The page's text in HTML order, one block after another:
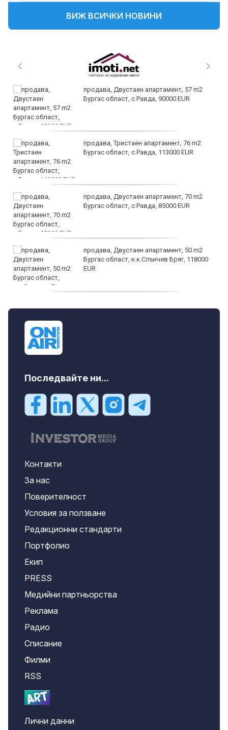
ВИЖ ВСИЧКИ НОВИНИ
продава, Двустаен апартамент, 57 m2
Бургас област, с.Равда, 90000 EUR
продава, Тристаен апартамент, 76 m2
Бургас област, с.Равда, 113000 EUR
продава, Двустаен апартамент, 70 m2
Бургас област, с.Равда, 85000 EUR
продава, Двустаен апартамент, 50 m2
Бургас област, к.к.Слънчев Бряг, 118000
EUR
Последвайте ни...
Контакти
За нас
Поверителност
Условия за ползване
Редакционни стандарти
Портфолио
Екип
PRESS
Медийни партньорства
Реклама
Радио
Списание
Филми
RSS
Лични данни